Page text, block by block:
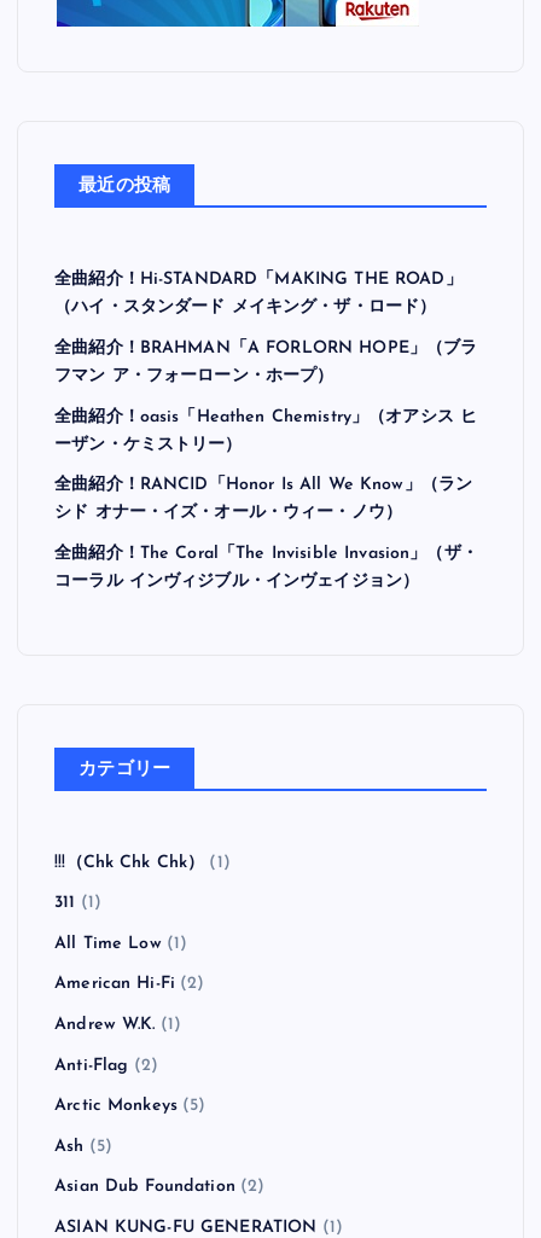
最近の投稿
全曲紹介！Hi-STANDARD「MAKING THE ROAD」
（ハイ・スタンダード メイキング・ザ・ロード）
全曲紹介！BRAHMAN「A FORLORN HOPE」（ブラ
フマン ア・フォーローン・ホープ）
全曲紹介！oasis「Heathen Chemistry」（オアシス ヒ
ーザン・ケミストリー）
全曲紹介！RANCID「Honor Is All We Know」（ラン
シド オナー・イズ・オール・ウィー・ノウ）
全曲紹介！The Coral「The Invisible Invasion」（ザ・
コーラル インヴィジブル・インヴェイジョン）
カテゴリー
!!!（Chk Chk Chk） (1)
311 (1)
All Time Low(1)
American Hi-Fi (2)
Andrew W.K. (1)
Anti-Flag (2)
Arctic Monkeys (5)
Ash (5)
Asian Dub Foundation (2)
ASIAN KUNG-FU GENERATION (1)